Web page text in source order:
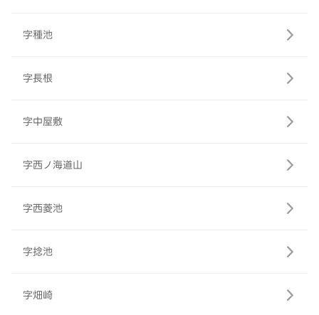
字種池
字長根
字中屋敷
字西ノ海道山
字西菱池
字捻池
字畑崎